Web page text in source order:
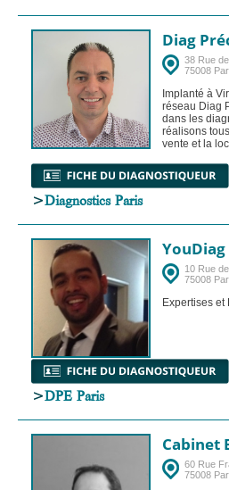
Diag
38 Rue
75008
Implanté à
réseau Diag
dans les
réalisons
vente et la
>Diagnostics Paris
YouDiag
10 Rue
75008
Expertises et
>DPE Paris
Cabinet
60 Rue
75008